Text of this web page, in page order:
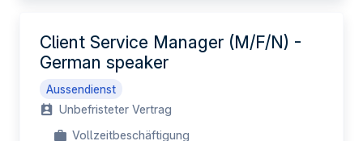
Client Service Manager (M/F/N) -
German speaker
Aussendienst
Unbefristeter Vertrag
Vollzeitbeschäftigung